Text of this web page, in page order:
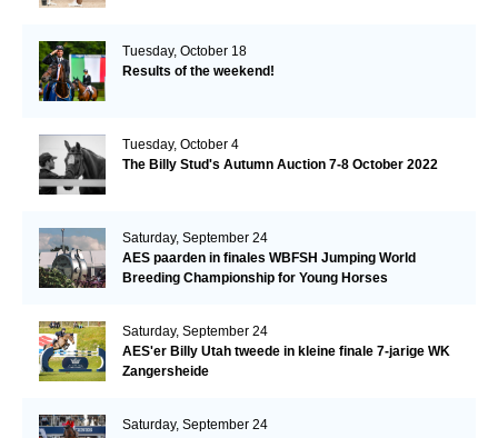
Tuesday, October 18
Results of the weekend!
Tuesday, October 4
The Billy Stud's Autumn Auction 7-8 October 2022
Saturday, September 24
AES paarden in finales WBFSH Jumping World
Breeding Championship for Young Horses
Saturday, September 24
AES'er Billy Utah tweede in kleine finale 7-jarige WK
Zangersheide
Saturday, September 24